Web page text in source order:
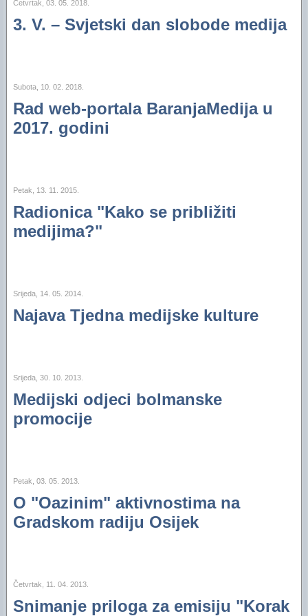
Financijski plan i Program rada Oaze za 2025
Financijski plan i Program rada Oaze za 2024.
Izvještaj za 2006. godinu
Izvještaj za 2005. godinu
Četvrtak, 03. 05. 2018.
3. V. – Svjetski dan slobode medija
Subota, 10. 02. 2018.
Rad web-portala BaranjaMedija u
2017. godini
Petak, 13. 11. 2015.
Radionica "Kako se približiti
medijima?"
Srijeda, 14. 05. 2014.
Najava Tjedna medijske kulture
Srijeda, 30. 10. 2013.
Medijski odjeci bolmanske
promocije
Petak, 03. 05. 2013.
O "Oazinim" aktivnostima na
Gradskom radiju Osijek
Četvrtak, 11. 04. 2013.
Snimanje priloga za emisiju "Korak